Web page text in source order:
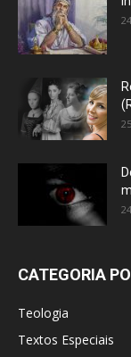
CATEGORIA
Teologia
Textos Especiais